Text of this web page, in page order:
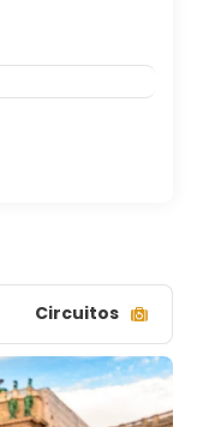
Circuitos